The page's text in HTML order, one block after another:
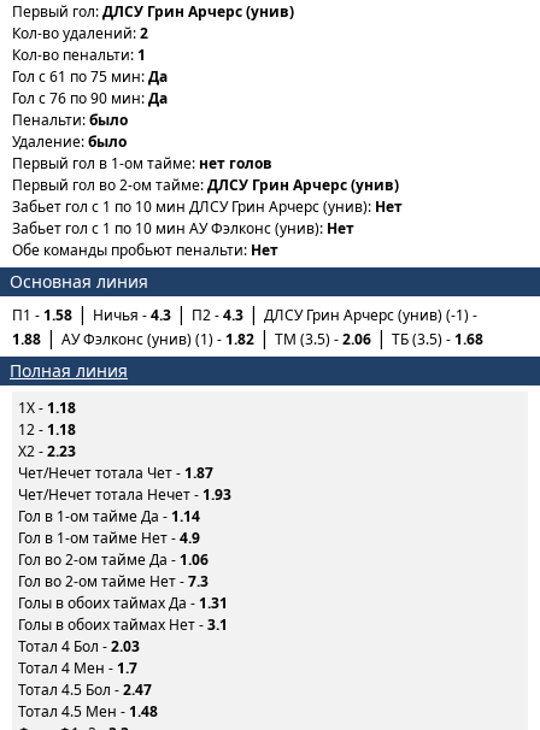
Первый гол:ДЛСУ Грин Арчерс (унив)
Кол-во удалений:2
Кол-во пенальти:1
Гол с 61 по 75 мин:Да
Гол с 76 по 90 мин:Да
Пенальти:было
Удаление:было
Первый гол в 1-ом тайме: нет голов
Первый гол во 2-ом тайме:ДЛСУ Грин Арчерс (унив)
Забьет гол с 1 по 10 мин ДЛСУ Грин Арчерс (унив): Нет
Забьет гол с 1 по 10 мин АУ Фэлконс (унив): Нет
Обе команды пробьют пенальти: Нет
Основная линия
П1 -1.58 Ничья -4.3 П2 -4.3
ДЛСУ Грин Арчерс (унив) (-1) -
1.88
АУ Фэлконс (унив) (1) -1.82 ТМ (3.5) -2.06 ТБ (3.5) -1.68
Полная линия
1X - 1.18
12 - 1.18
X2 -2.23
Чет/Нечет тотала Чет - 1.87
Чет/Нечет тотала Нечет - 1.93
Гол в 1-ом тайме Да - 1.14
Гол в 1-ом тайме Нет -4.9
Гол во 2-ом тайме Да - 1.06
Гол во 2-ом тайме Нет -7.3
Голы в обоих таймах Да - 1.31
Голы в обоих таймах Нет -3.1
Тотал 4 Бол -2.03
Тотал 4 Мен - 1.7
Тотал 4.5 Бол -2.47
Тотал 4.5 Мен - 1.48